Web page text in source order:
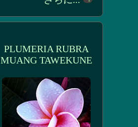
PLUMERIA RUBRA
MUANG TAWEKUNE